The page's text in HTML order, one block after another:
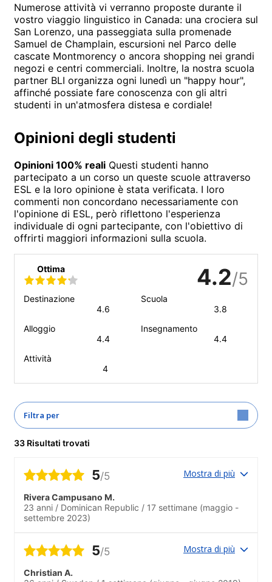
Numerose attività vi verranno proposte durante il
vostro viaggio linguistico in Canada: una crociera sul
San Lorenzo, una passeggiata sulla promenade
Samuel de Champlain, escursioni nel Parco delle
cascate Montmorency o ancora shopping nei grandi
negozi e centri commerciali. Inoltre, la nostra scuola
partner BLI organizza ogni lunedì un "happy hour",
affinché possiate fare conoscenza con gli altri
studenti in un'atmosfera distesa e cordiale!
Opinioni degli studenti
Opinioni 100% reali Questi studenti hanno
partecipato a un corso un queste scuole attraverso
ESL e la loro opinione è stata verificata. I loro
commenti non concordano necessariamente con
l'opinione di ESL, però riflettono l'esperienza
individuale di ogni partecipante, con l'obiettivo di
offrirti maggiori informazioni sulla scuola.
Ottima 4.2/5
Destinazione
4.6
Scuola
3.8
Alloggio
4.4
Insegnamento
4.4
Attività
4
Filtra per
33 Risultati trovati
5/5 Mostra di più
Rivera Campusano M.
23 anni / Dominican Republic / 17 settimane (maggio -
settembre 2023)
5/5 Mostra di più
Christian A.